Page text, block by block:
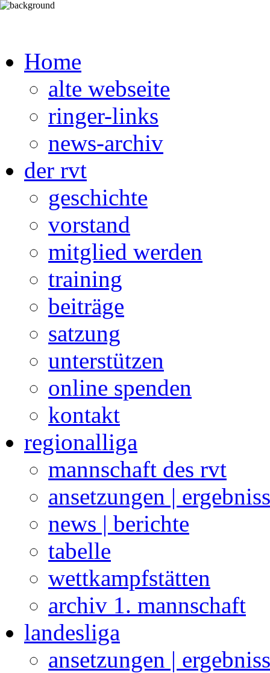
Home
alte webseite
ringer-links
news-archiv
der rvt
geschichte
vorstand
mitglied werden
training
beiträge
satzung
unterstützen
online spenden
kontakt
regionalliga
mannschaft des rvt
ansetzungen |
news | berichte
tabelle
wettkampfstätten
archiv 1. mannschaft
landesliga
ansetzungen |